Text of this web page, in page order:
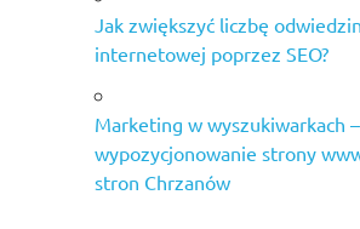
Jak zwiększyć liczbę
internetowej poprzez SEO?
Marketing w wyszukiwarkach –
wypozycjonowanie strony
stron Chrzanów